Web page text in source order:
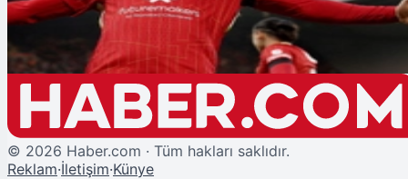
Galatasaray'ın Orta Saha Adayı: Curtis Jones
© 2026 Haber.com · Tüm hakları saklıdır.
Reklam·İletişim·Künye